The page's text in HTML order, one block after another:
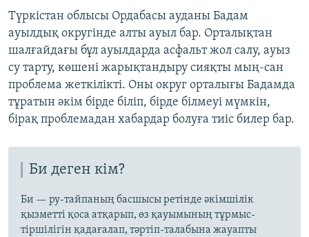
Түркістан облысы Ордабасы ауданы Бадам
ауылдық округінде алты ауыл бар. Орталықтан
шалғайдағы бұл ауылдарда асфальт жол салу, ауыз
су тарту, көшені жарықтандыру сияқты мың-сан
проблема жеткілікті. Оны округ орталығы Бадамда
тұратын әкім бірде біліп, бірде білмеуі мүмкін,
бірақ проблемадан хабардар болуға тиіс билер бар.
Би деген кім?
Би — ру-тайпаның басшысы ретінде әкімшілік
қызметті қоса атқарып, өз қауымының тұрмыс-
тіршілігін қадағалап, тәртіп-талабына жауапты